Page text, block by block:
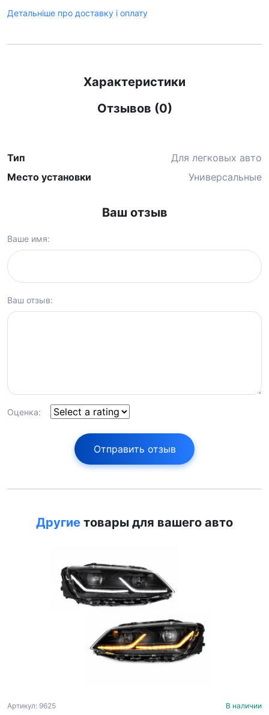
Детальніше про доставку і оплату
Характеристики
Отзывов (0)
Тип
Для легковых авто
Место установки
Универсальные
Ваш отзыв
Ваше имя:
Ваш отзыв:
Оценка:
Отправить отзыв
Другие товары для вашего авто
Артикул: 9625 В наличии